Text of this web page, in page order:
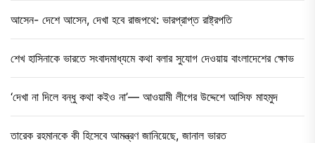
আসেন- দেশে আসেন, দেখা হবে রাজপথে: ভারপ্রাপ্ত রাষ্ট্রপতি
শেখ হাসিনাকে ভারতে সংবাদমাধ্যমে কথা বলার সুযোগ দেওয়ায় বাংলাদেশের ক্ষোভ
‘দেখা না দিলে বন্ধু কথা কইও না’— আওয়ামী লীগের উদ্দেশে আসিফ মাহমুদ
তারেক রহমানকে কী হিসেবে আমন্ত্রণ জানিয়েছে, জানাল ভারত